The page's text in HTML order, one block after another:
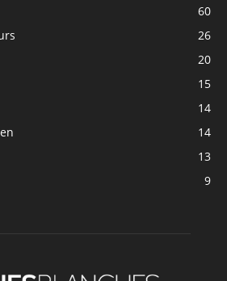
60
26
20
15
14
14
13
9